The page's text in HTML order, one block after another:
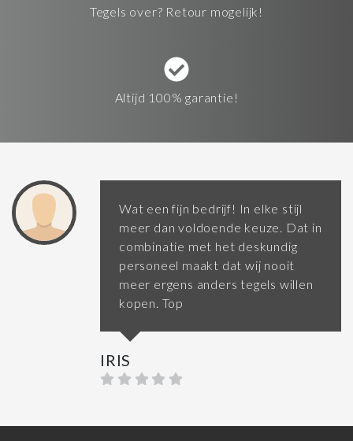
Tegels over? Retour mogelijk!
Altijd 100% garantie!
Wat een fijn bedrijf! In elke stijl
meer dan voldoende keuze. Dat in
combinatie met het deskundig
personeel maakt dat wij nooit
meer ergens anders tegels willen
kopen. Top
IRIS